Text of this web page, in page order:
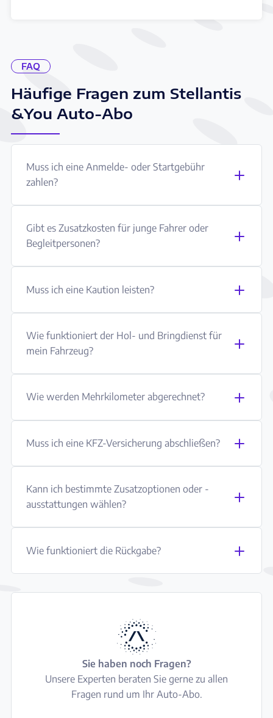
FAQ
Häufige Fragen zum Stellantis
&You Auto-Abo
Muss ich eine Anmelde- oder Startgebühr
zahlen?
Gibt es Zusatzkosten für junge Fahrer oder
Begleitpersonen?
Muss ich eine Kaution leisten?
Wie funktioniert der Hol- und Bringdienst für
mein Fahrzeug?
Wie werden Mehrkilometer abgerechnet?
Muss ich eine KFZ-Versicherung abschließen?
Kann ich bestimmte Zusatzoptionen oder -
ausstattungen wählen?
Wie funktioniert die Rückgabe?
Sie haben noch Fragen?
Unsere Experten beraten Sie gerne zu allen
Fragen rund um Ihr Auto-Abo.